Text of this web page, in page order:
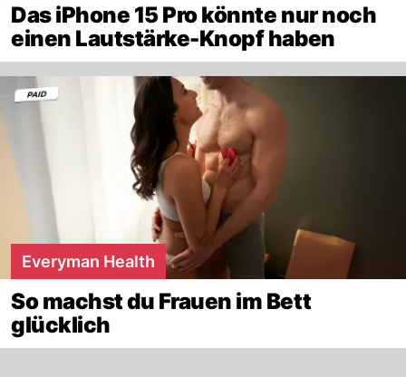
Das iPhone 15 Pro könnte nur noch
einen Lautstärke-Knopf haben
Everyman Health
So machst du Frauen im Bett
glücklich